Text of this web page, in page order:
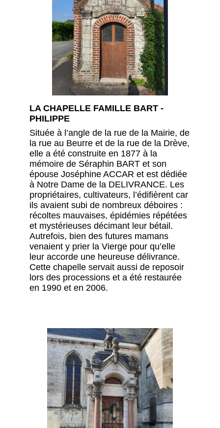
LA CHAPELLE FAMILLE BART -
PHILIPPE
Située à l’angle de la rue de la Mairie, de
la rue au Beurre et de la rue de la Drève,
elle a été construite en 1877 à la
mémoire de Séraphin BART et son
épouse Joséphine ACCAR et est dédiée
à Notre Dame de la DELIVRANCE. Les
propriétaires, cultivateurs, l’édifièrent car
ils avaient subi de nombreux déboires :
récoltes mauvaises, épidémies répétées
et mystérieuses décimant leur bétail.
Autrefois, bien des futures mamans
venaient y prier la Vierge pour qu’elle
leur accorde une heureuse délivrance.
Cette chapelle servait aussi de reposoir
lors des processions et a été restaurée
en 1990 et en 2006.